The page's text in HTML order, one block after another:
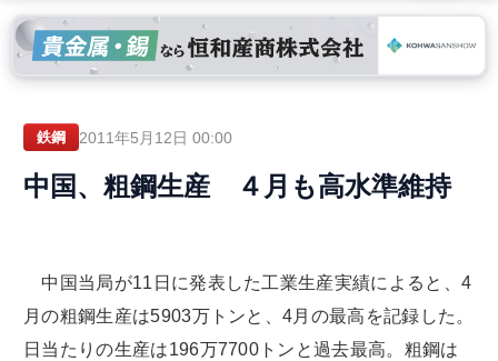
鉄鋼 2011年5月12日 00:00
中国、粗鋼生産 ４月も高水準維持
中国当局が11日に発表した工業生産実績によると、4
月の粗鋼生産は5903万トンと、4月の最高を記録した。
日当たりの生産は196万7700トンと過去最高。粗鋼は